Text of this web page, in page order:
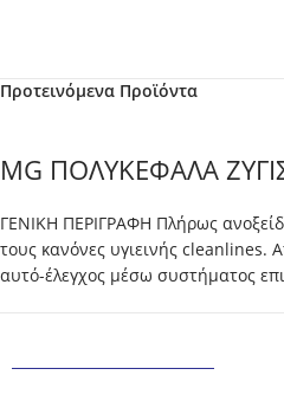
Προτεινόμενα Προϊόντα
MG ΠΟΛΥΚΕΦΑΛΑ
ΓΕΝΙΚΗ ΠΕΡΙΓΡΑΦΗ Πλήρως
τους κανόνες υγιεινής cleanlines.
αυτό-έλεγχος μέσω συστήματος